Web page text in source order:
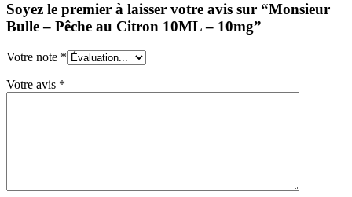
Soyez le premier à laisser votre avis sur “Monsieur
Bulle – Pêche au Citron 10ML – 10mg”
Votre note *
Votre avis *